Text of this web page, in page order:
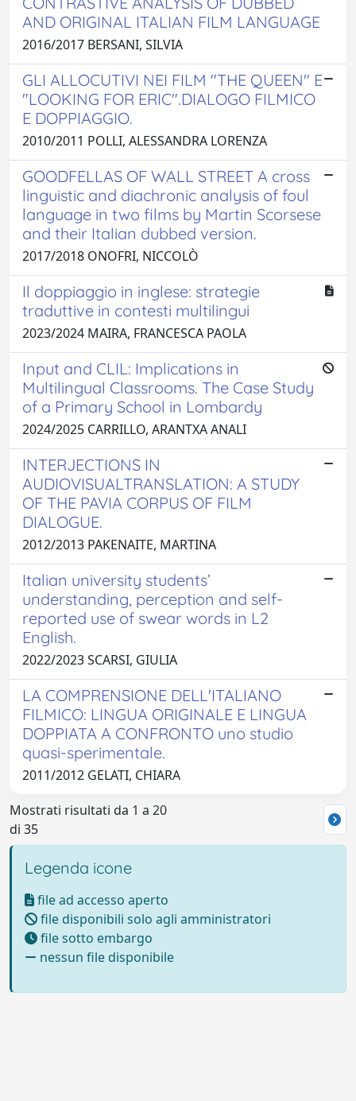
AND ORIGINAL ITALIAN FILM LANGUAGE
2016/2017 BERSANI, SILVIA
GLI ALLOCUTIVI NEI FILM "THE QUEEN" E
"LOOKING FOR ERIC".DIALOGO FILMICO
E DOPPIAGGIO.
2010/2011 POLLI, ALESSANDRA LORENZA
GOODFELLAS OF WALL STREET A cross
linguistic and diachronic analysis of foul
language in two films by Martin Scorsese
and their Italian dubbed version.
2017/2018 ONOFRI, NICCOLÒ
Il doppiaggio in inglese: strategie
traduttive in contesti multilingui
2023/2024 MAIRA, FRANCESCA PAOLA
Input and CLIL: Implications in
Multilingual Classrooms. The Case Study
of a Primary School in Lombardy
2024/2025 CARRILLO, ARANTXA ANALI
INTERJECTIONS IN
AUDIOVISUALTRANSLATION: A STUDY
OF THE PAVIA CORPUS OF FILM
DIALOGUE.
2012/2013 PAKENAITE, MARTINA
Italian university students’
understanding, perception and self-
reported use of swear words in L2
English.
2022/2023 SCARSI, GIULIA
LA COMPRENSIONE DELL'ITALIANO
FILMICO: LINGUA ORIGINALE E LINGUA
DOPPIATA A CONFRONTO uno studio
quasi-sperimentale.
2011/2012 GELATI, CHIARA
Mostrati risultati da 1 a 20
di 35
Legenda icone
file ad accesso aperto
file disponibili solo agli amministratori
file sotto embargo
nessun file disponibile